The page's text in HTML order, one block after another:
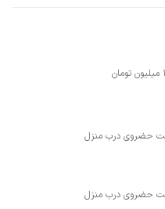
حضروی درب منزل
حضروی درب منزل